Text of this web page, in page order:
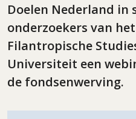
Doelen Nederland in
onderzoekers van
Filantropische
Universiteit een
de fondsenwerving.